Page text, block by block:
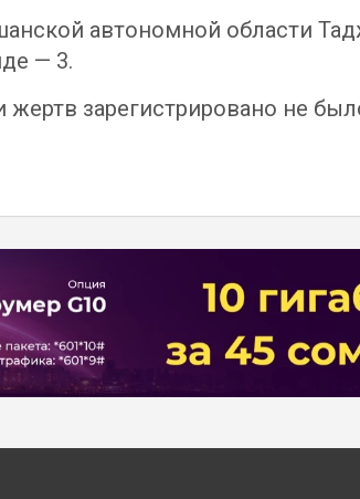
автономной области
— 3.
зарегистрировано не